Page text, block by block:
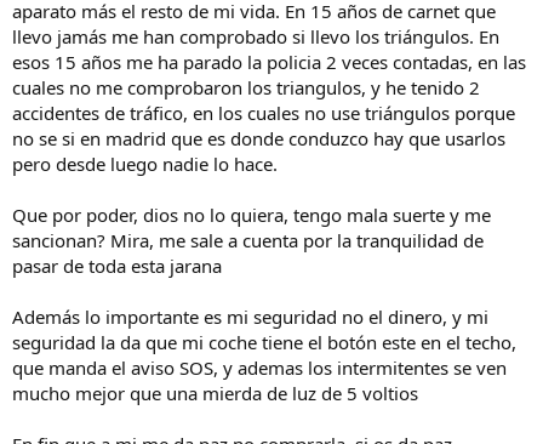
aparato más el resto de mi vida. En 15 años de carnet que
llevo jamás me han comprobado si llevo los triángulos. En
esos 15 años me ha parado la policia 2 veces contadas, en las
cuales no me comprobaron los triangulos, y he tenido 2
accidentes de tráfico, en los cuales no use triángulos porque
no se si en madrid que es donde conduzco hay que usarlos
pero desde luego nadie lo hace.
Que por poder, dios no lo quiera, tengo mala suerte y me
sancionan? Mira, me sale a cuenta por la tranquilidad de
pasar de toda esta jarana
Además lo importante es mi seguridad no el dinero, y mi
seguridad la da que mi coche tiene el botón este en el techo,
que manda el aviso SOS, y ademas los intermitentes se ven
mucho mejor que una mierda de luz de 5 voltios